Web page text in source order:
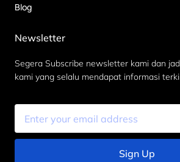
Blog
Newsletter
Segera Subscribe newsletter kami dan
kami yang selalu mendapat informasi
Sign Up